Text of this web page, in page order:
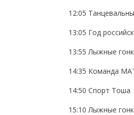
12:05
13:05 Год
13:55 Лыжные
14:35 Команда
14:50 Спорт Тоша
15:10 Лыжные